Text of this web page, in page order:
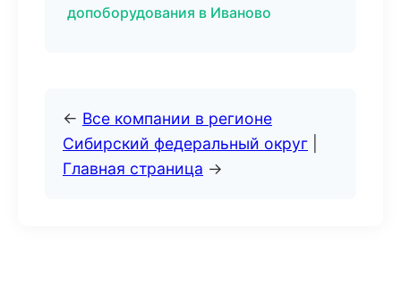
допоборудования в Иваново
← Все компании в регионе
Сибирский федеральный округ
Главная страница →